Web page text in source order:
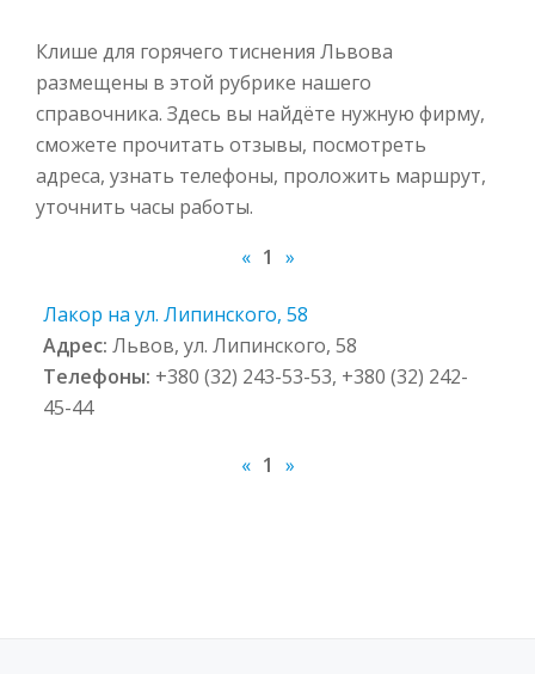
Клише для горячего тиснения Львова
размещены в этой рубрике нашего
справочника. Здесь вы найдёте нужную фирму,
сможете прочитать отзывы, посмотреть
адреса, узнать телефоны, проложить маршрут,
уточнить часы работы.
« 1 »
Лакор на ул. Липинского, 58
Адрес:Львов, ул. Липинского, 58
Телефоны: +380 (32) 243-53-53, +380 (32) 242-
45-44
« 1 »